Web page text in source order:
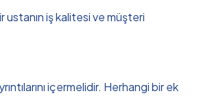
ustanın iş kalitesi ve müşteri
içermelidir. Herhangi bir ek